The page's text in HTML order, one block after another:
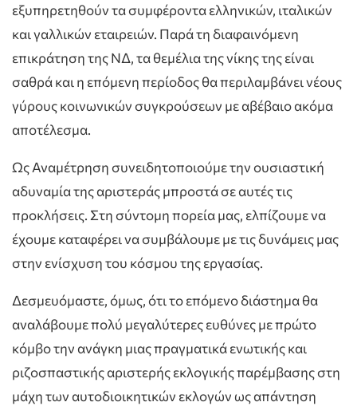
εξυπηρετηθούν τα συμφέροντα ελληνικών, ιταλικών
και γαλλικών εταιρειών. Παρά τη διαφαινόμενη
επικράτηση της ΝΔ, τα θεμέλια της νίκης της είναι
σαθρά και η επόμενη περίοδος θα περιλαμβάνει νέους
γύρους κοινωνικών συγκρούσεων με αβέβαιο ακόμα
αποτέλεσμα.
Ως Αναμέτρηση συνειδητοποιούμε την ουσιαστική
αδυναμία της αριστεράς μπροστά σε αυτές τις
προκλήσεις. Στη σύντομη πορεία μας, ελπίζουμε να
έχουμε καταφέρει να συμβάλουμε με τις δυνάμεις μας
στην ενίσχυση του κόσμου της εργασίας.
Δεσμευόμαστε, όμως, ότι το επόμενο διάστημα θα
αναλάβουμε πολύ μεγαλύτερες ευθύνες με πρώτο
κόμβο την ανάγκη μιας πραγματικά ενωτικής και
ριζοσπαστικής αριστερής εκλογικής παρέμβασης στη
μάχη των αυτοδιοικητικών εκλογών ως απάντηση